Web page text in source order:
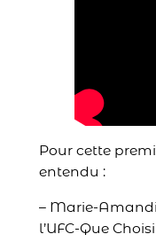
Pour cette
entendu :
– Marie-
l’UFC-Que